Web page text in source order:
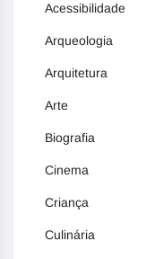
Acessibilidade
Arqueologia
Arquitetura
Arte
Biografia
Cinema
Criança
Culinária